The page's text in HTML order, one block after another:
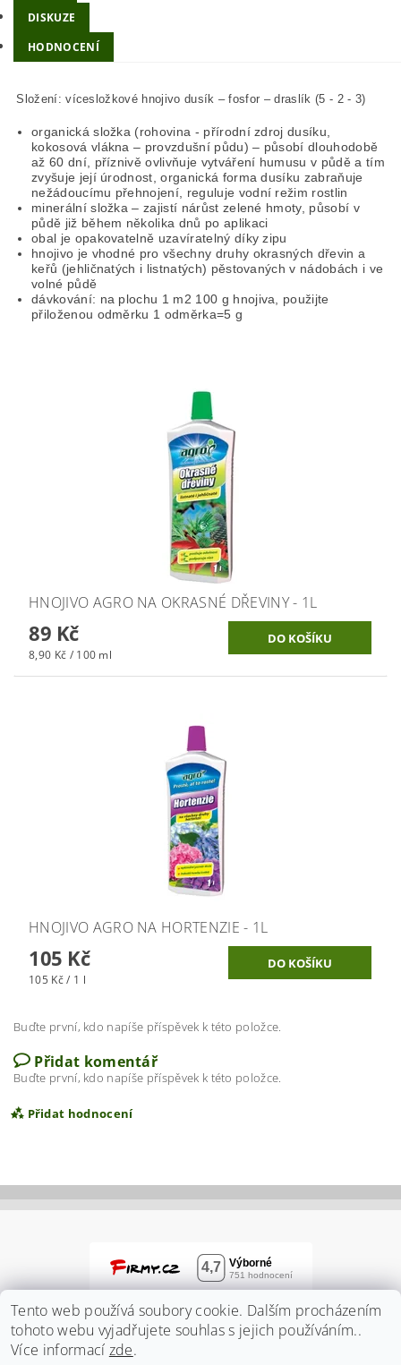
DISKUZE
HODNOCENÍ
Složení: vícesložkové hnojivo dusík – fosfor – draslík (5 - 2 - 3)
organická složka (rohovina - přírodní zdroj dusíku,
kokosová vlákna – provzdušní půdu) – působí dlouhodobě
až 60 dní, příznivě ovlivňuje vytváření humusu v půdě a tím
zvyšuje její úrodnost, organická forma dusíku zabraňuje
nežádoucímu přehnojení, reguluje vodní režim rostlin
minerální složka – zajistí nárůst zelené hmoty, působí v
půdě již během několika dnů po aplikaci
obal je opakovatelně uzavíratelný díky zipu
hnojivo je vhodné pro všechny druhy okrasných dřevin a
keřů (jehličnatých i listnatých) pěstovaných v nádobách i ve
volné půdě
dávkování: na plochu 1 m2 100 g hnojiva, použijte
přiloženou odměrku 1 odměrka=5 g
HNOJIVO AGRO NA OKRASNÉ DŘEVINY - 1L
89 Kč
8,90 Kč / 100 ml
HNOJIVO AGRO NA HORTENZIE - 1L
105 Kč
105 Kč / 1 l
Buďte první, kdo napíše příspěvek k této položce.
Přidat komentář
Buďte první, kdo napíše příspěvek k této položce.
Přidat hodnocení
Tento web používá soubory cookie. Dalším procházením
tohoto webu vyjadřujete souhlas s jejich používáním..
Více informací zde.